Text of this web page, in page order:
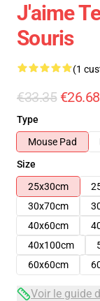
J'aime
Souris
(1
€33.35 €26.68
Type
Mouse Pad
Size
25x30cm
30x70cm
40x60cm
40x100cm
60x60cm
Voir le guide